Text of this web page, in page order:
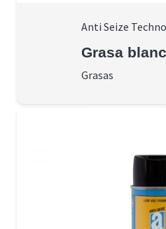
Anti Seize
Grasa
Grasas